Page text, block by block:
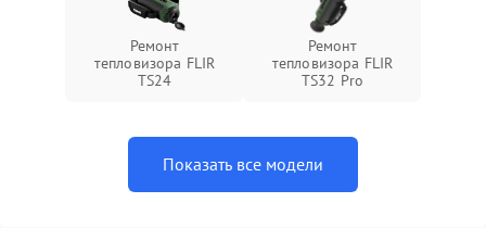
Ремонт
тепловизора FLIR
TS24
Ремонт
тепловизора FLIR
TS32 Pro
Показать все модели